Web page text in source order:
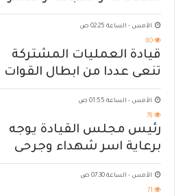
الأمس - الساعة 02:25 ص
80
قيادة العمليات المشتركة
تنعى عددا من ابطال القوات
المسلحة
الأمس - الساعة 01:55 ص
78
رئيس مجلس القيادة يوجه
برعاية اسر شهداء وجرحى
الهجوم الإرهابي الحوثي والرد
الحازم على مصدر التهديد
الأمس - الساعة 07:30 ص
71